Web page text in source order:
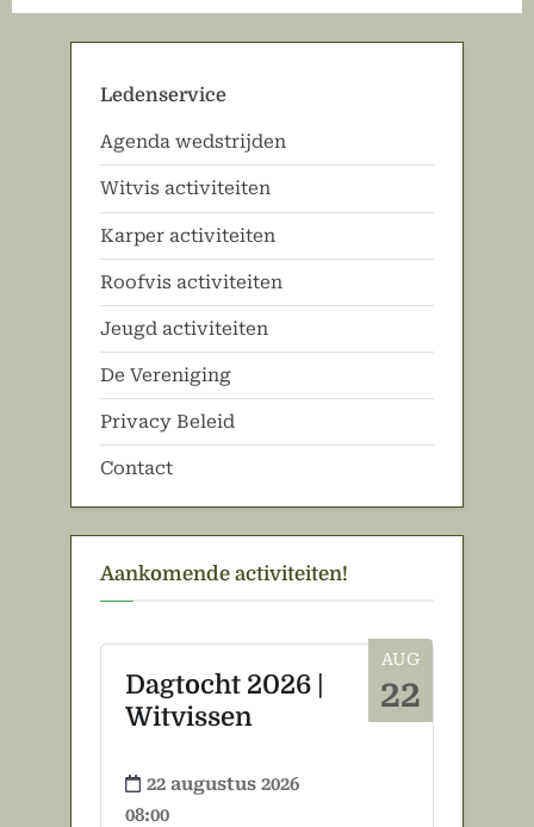
Ledenservice
Agenda wedstrijden
Witvis activiteiten
Karper activiteiten
Roofvis activiteiten
Jeugd activiteiten
De Vereniging
Privacy Beleid
Contact
Aankomende activiteiten!
AUG
22
Dagtocht 2026 |
Witvissen
22 augustus 2026
08:00